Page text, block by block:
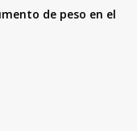
de peso en el